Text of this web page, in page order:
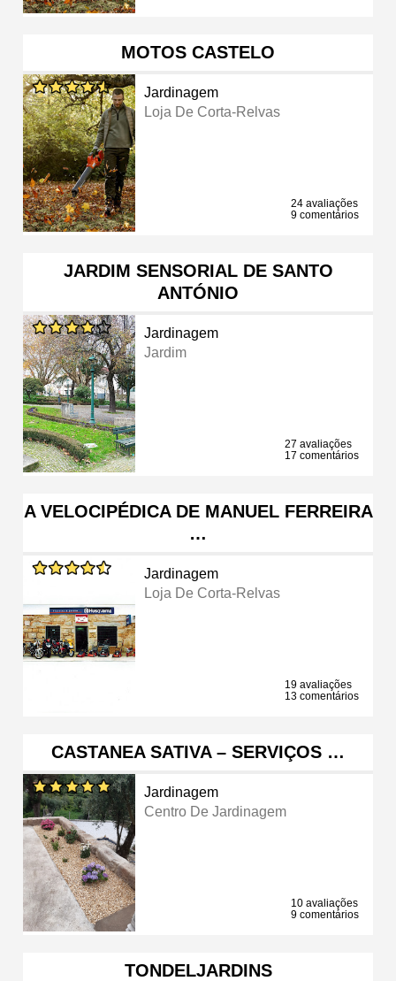
MOTOS CASTELO
Jardinagem
Loja De Corta-Relvas
24 avaliações
9 comentários
JARDIM SENSORIAL DE SANTO
ANTÓNIO
Jardinagem
Jardim
27 avaliações
17 comentários
A VELOCIPÉDICA DE MANUEL FERREIRA
…
Jardinagem
Loja De Corta-Relvas
19 avaliações
13 comentários
CASTANEA SATIVA – SERVIÇOS …
Jardinagem
Centro De Jardinagem
10 avaliações
9 comentários
TONDELJARDINS